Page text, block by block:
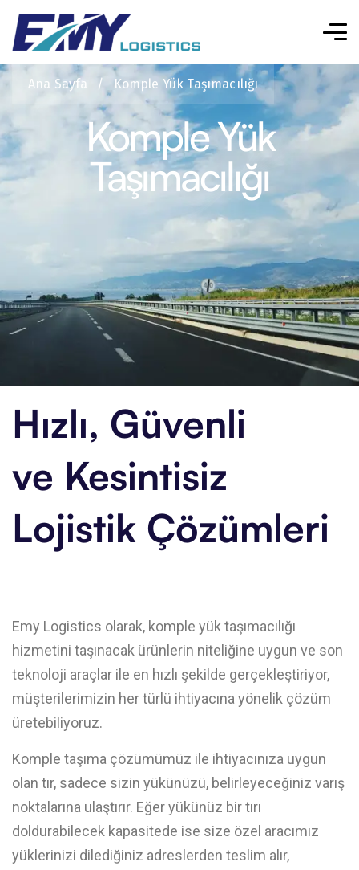
Ana Sayfa / Komple Yük Taşımacılığı
Komple Yük
Taşımacılığı
Hızlı, Güvenli
ve Kesintisiz
Lojistik Çözümleri
Emy Logistics olarak, komple yük taşımacılığı
hizmetini taşınacak ürünlerin niteliğine uygun ve son
teknoloji araçlar ile en hızlı şekilde gerçekleştiriyor,
müşterilerimizin her türlü ihtiyacına yönelik çözüm
üretebiliyoruz.
Komple taşıma çözümümüz ile ihtiyacınıza uygun
olan tır, sadece sizin yükünüzü, belirleyeceğiniz varış
noktalarına ulaştırır. Eğer yükünüz bir tırı
doldurabilecek kapasitede ise size özel aracımız
yüklerinizi dilediğiniz adreslerden teslim alır,